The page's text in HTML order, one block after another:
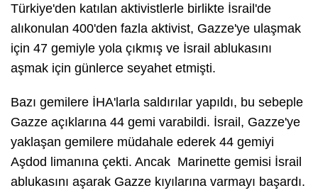
Türkiye'den katılan aktivistlerle birlikte İsrail'de
alıkonulan 400'den fazla aktivist, Gazze'ye ulaşmak
için 47 gemiyle yola çıkmış ve İsrail ablukasını
aşmak için günlerce seyahet etmişti.
Bazı gemilere İHA'larla saldırılar yapıldı, bu sebeple
Gazze açıklarına 44 gemi varabildi. İsrail, Gazze'ye
yaklaşan gemilere müdahale ederek 44 gemiyi
Aşdod limanına çekti. Ancak Marinette gemisi İsrail
ablukasını aşarak Gazze kıyılarına varmayı başardı.